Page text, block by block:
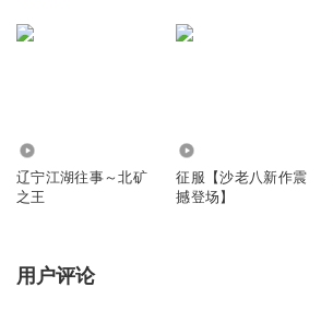
辽宁江湖往事～北矿
之王
征服【沙老八新作震
撼登场】
用户评论